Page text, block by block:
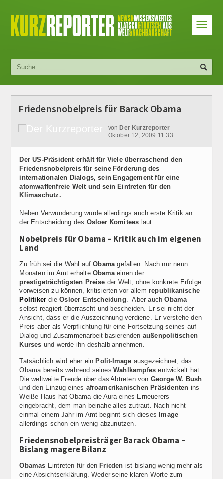
☰
Friedensnobelpreis für Barack Obama
von Der Kurzreporter
Oktober 12, 2009 11:33
Der US-Präsident erhält für Viele überraschend den
Friedensnobelpreis für seine Förderung des
internationalen Dialogs, sein Engagement für eine
atomwaffenfreie Welt und sein Eintreten für den
Klimaschutz.
Neben Verwunderung wurde allerdings auch erste Kritik an
der Entscheidung des Osloer Komitees laut.
Nobelpreis für Obama – Kritik auch im eigenen
Land
Zu früh sei die Wahl aufObamagefallen. Nach nur neun
Monaten im Amt erhalte Obamaeinen der
prestigeträchtigsten Preise der Welt, ohne konkrete Erfolge
vorweisen zu können, kritisierten vor allem republikanische
Politiker dieOsloer Entscheidung. Aber auchObama
selbst reagiert überrascht und bescheiden. Er sei nicht der
Ansicht, dass er die Auszeichnung verdiene. Er verstehe den
Preis aber als Verpflichtung für eine Fortsetzung seines auf
Dialog und Zusammenarbeit basierenden außenpolitischen
Kurses und werde ihn deshalb annehmen.
Tatsächlich wird eher ein Polit-Image ausgezeichnet, das
Obama bereits während seinesWahlkampfes entwickelt hat.
Die weltweite Freude über das Abtreten von George W. Bush
und den Einzug eines afroamerikanischen Präsidenten ins
Weiße Haus hat Obama die Aura eines Erneuerers
eingebracht, dem man beinahe alles zutraut. Nach nicht
einmal einem Jahr im Amt beginnt sich dieses Image
allerdings schon ein wenig abzunutzen.
Friedensnobelpreisträger Barack Obama –
Bislang magere Bilanz
Obamas Eintreten für den Frieden ist bislang wenig mehr als
eine Absichtserklärung. Weder seine klaren Worte zum